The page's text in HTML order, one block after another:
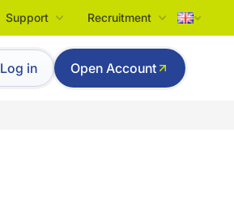
Support Recruitment
Tiếng Việt
English
Log in Open Account